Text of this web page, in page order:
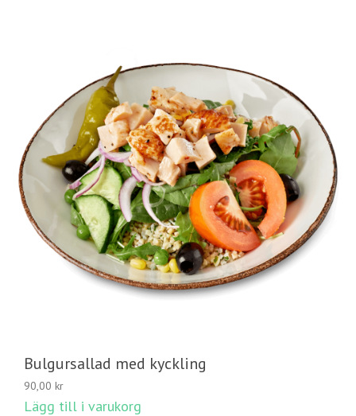
Bulgursallad med kyckling
90,00 kr
Lägg till i varukorg